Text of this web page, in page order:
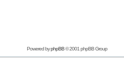
Powered byphpBB© 2001 phpBB Group